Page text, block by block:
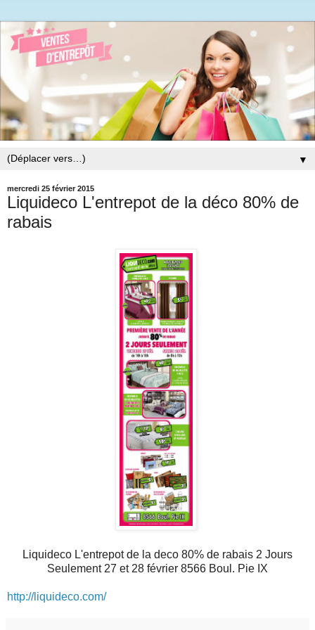
▼
mercredi 25 février 2015
Liquideco L'entrepot de la déco 80% de
rabais
Liquideco L'entrepot de la deco 80% de rabais 2 Jours
Seulement 27 et 28 février 8566 Boul. Pie IX
http://liquideco.com/